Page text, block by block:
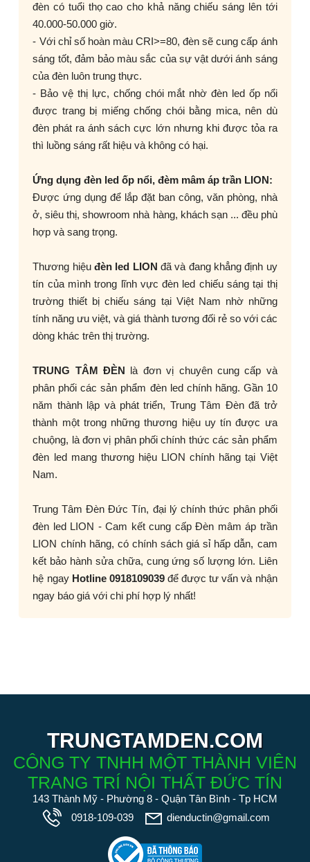
đèn có tuổi thọ cao cho khả năng chiếu sáng lên tới
40.000-50.000 giờ.
- Với chỉ số hoàn màu CRI>=80, đèn sẽ cung cấp ánh
sáng tốt, đảm bảo màu sắc của sự vật dưới ánh sáng
của đèn luôn trung thực.
- Bảo vệ thị lực, chống chói mắt nhờ đèn led ốp nổi
được trang bị miếng chống chói bằng mica, nên dù
đèn phát ra ánh sách cực lớn nhưng khi được tỏa ra
thì luồng sáng rất hiệu và không có hại.
Ứng dụng đèn led ốp nổi, đèm mâm áp trần LION:
Được ứng dụng để lắp đặt ban công, văn phòng, nhà
ở, siêu thị, showroom nhà hàng, khách sạn ... đều phù
hợp và sang trọng.
Thương hiệuđèn led LION đã và đang khẳng định uy
tín của mình trong lĩnh vực đèn led chiếu sáng tại thị
trường thiết bị chiếu sáng tại Việt Nam nhờ những
tính năng ưu việt, và giá thành tương đối rẻ so với các
dòng khác trên thị trường.
TRUNG TÂM ĐÈN là đơn vị chuyên cung cấp và
phân phối các sản phẩm đèn led chính hãng. Gần 10
năm thành lập và phát triển, Trung Tâm Đèn đã trở
thành một trong những thương hiệu uy tín được ưa
chuộng, là đơn vị phân phối chính thức các sản phẩm
đèn led mang thương hiệu LION chính hãng tại Việt
Nam.
Trung Tâm Đèn Đức Tín, đại lý chính thức phân phối
đèn led LION - Cam kết cung cấp Đèn mâm áp trần
LION chính hãng, có chính sách giá sỉ hấp dẫn, cam
kết bảo hành sửa chữa, cung ứng số lượng lớn. Liên
hệ ngay Hotline 0918109039để được tư vấn và nhận
ngay báo giá với chi phí hợp lý nhất!
TRUNGTAMDEN.COM
CÔNG TY TNHH MỘT THÀNH VIÊN
TRANG TRÍ NỘI THẤT ĐỨC TÍN
143 Thành Mỹ - Phường 8 - Quận Tân Bình - Tp HCM
0918-109-039
dienductin@gmail.com